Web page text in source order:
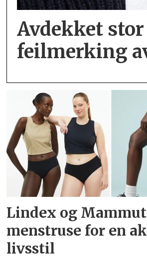
Avdekket
feil­merking
Lindex og
menstruse for en
livsstil